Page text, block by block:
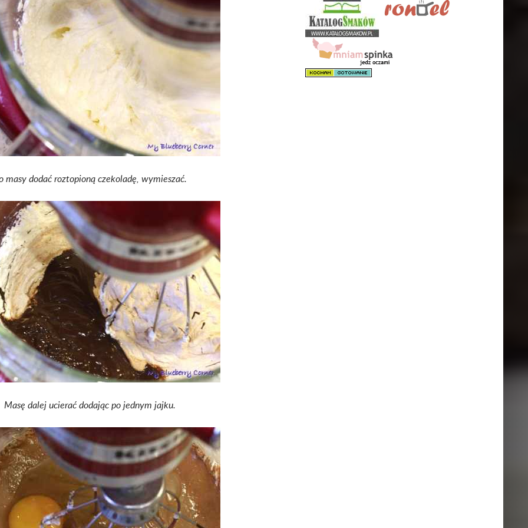
masy dodać roztopioną czekoladę, wymieszać.
Masę dalej ucierać dodając po jednym jajku.